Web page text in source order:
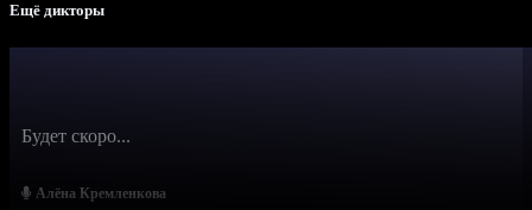
Ещё дикторы
Алёна Кремленкова
Будет скоро...